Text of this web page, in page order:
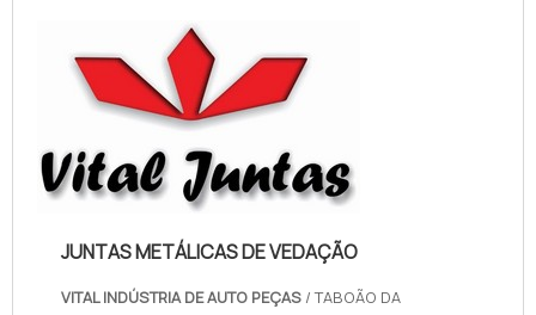
HIDRÁULICO PARA ALTA
TEMPERATURASe alguém pesquisar
papelão hidráulico para alta
temperatura encontra na internet a
kaelved. Uma empresa com alto
know-how em laudos ...
JUNTAS METÁLICAS DE VEDAÇÃO
VITAL INDÚSTRIA DE AUTO PEÇAS / TABOÃO DA